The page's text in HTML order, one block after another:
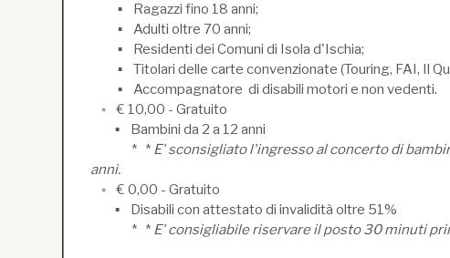
▪ Ragazzi fino 18 anni;
▪ Adulti oltre 70 anni;
▪ Residenti dei Comuni di Isola d'Ischia;
▪ Titolari delle carte convenzionate (Touring, FAI, Il
▪ Accompagnatore di disabili motori e non vedenti.
◦ € 10,00 - Gratuito
▪ Bambini da 2 a 12 anni
* * E' sconsigliato l'ingresso al concerto di
anni.
◦ € 0,00 - Gratuito
▪ Disabili con attestato di invalidità oltre 51%
* * E' consigliabile riservare il posto 30 minuti